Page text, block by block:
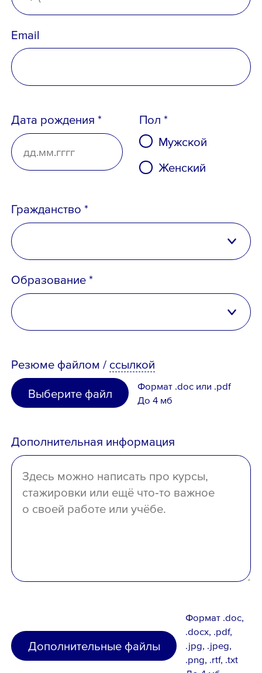
Email
Дата рождения *
Пол *
Мужской
Женский
Гражданство *
Российская Федерация
Беларусь
Казахстан
Узбекистан
Иное
Образование *
неполное высшее
среднее специальное
отсутствует
Резюме файлом / ссылкой
Выберите файл
Формат .doc или .pdf
До 4 мб
Дополнительная информация
Дополнительные файлы
Формат .doc,
.docx, .pdf,
.jpg, .jpeg,
.png, .rtf, .txt